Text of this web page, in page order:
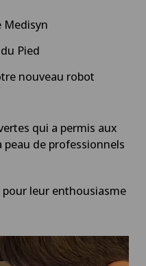
Medisyn
Pied
nouveau robot
qui a permis aux
de professionnels
leur enthousiasme